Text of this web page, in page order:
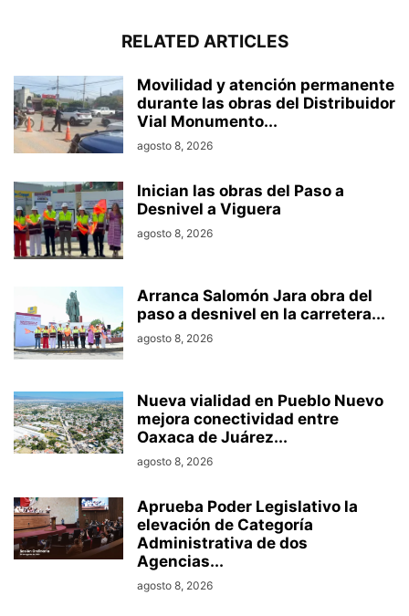
RELATED ARTICLES
Movilidad y atención permanente
durante las obras del Distribuidor
Vial Monumento...
agosto 8, 2026
Inician las obras del Paso a
Desnivel a Viguera
agosto 8, 2026
Arranca Salomón Jara obra del
paso a desnivel en la carretera...
agosto 8, 2026
Nueva vialidad en Pueblo Nuevo
mejora conectividad entre
Oaxaca de Juárez...
agosto 8, 2026
Aprueba Poder Legislativo la
elevación de Categoría
Administrativa de dos
Agencias...
agosto 8, 2026